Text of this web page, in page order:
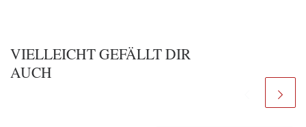
VIELLEICHT GEFÄLLT DIR
AUCH